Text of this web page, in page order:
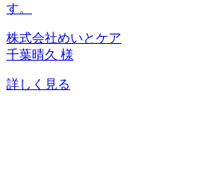
す。
株式会社めいとケア
千葉晴久 様
詳しく見る